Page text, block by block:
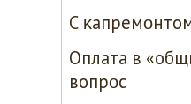
С
Оплата в
вопрοс